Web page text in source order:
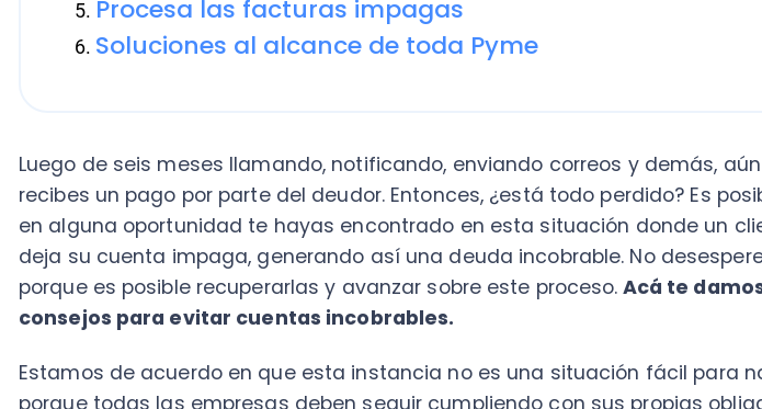
Luego de seis meses llamando, notificando, enviando correos y demás, aún no
recibes un pago por parte del deudor. Entonces, ¿está todo perdido? Es posible que
consejos para evitar cuentas incobrables.
Estamos de acuerdo en que esta instancia no es una situación fácil para nadie
porque todas las empresas deben seguir cumpliendo con sus propias obligaciones,
como el pago de líneas de crédito, sueldos e imposiciones.
Sabemos que el hecho de no recuperar ese dinero puede significar un verdadero
La buena noticia es que, a pesar de su nombre, este tipo de deudas siguen